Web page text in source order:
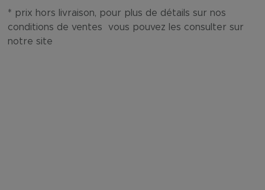
* prix hors livraison, pour plus de détails sur nos
conditions de ventes vous pouvez les consulter sur
notre site